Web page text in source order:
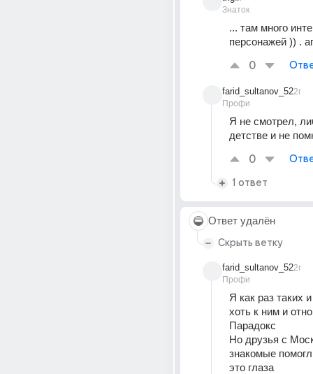
Знаток
... там много
персонажей )) .
0
farid_sultanov_52
Профи
2г
Я не смотрел,
детстве и не
0
1 ответ
Ответ удалён
Скрыть ветку
farid_sultanov_52
Профи
2г
Я как раз таких
хоть к ним и
Парадокс
Но друзья с
знакомые
это глаза